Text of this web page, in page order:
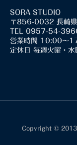
SORA STUDIO
〒856-0032 長崎
TEL 0957-54-
営業時間 10:00～
定休日 毎週火曜・水
Copyright ©